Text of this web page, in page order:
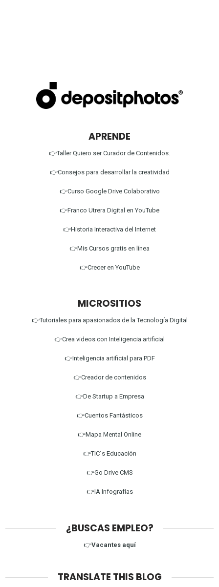
APRENDE
👉Taller Quiero ser Curador de Contenidos.
👉Consejos para desarrollar la creatividad
👉Curso Google Drive Colaborativo
👉Franco Utrera Digital en YouTube
👉Historia Interactiva del Internet
👉Mis Cursos gratis en línea
👉Crecer en YouTube
MICROSITIOS
👉Tutoriales para apasionados de la Tecnología Digital
👉Crea videos con Inteligencia artificial
👉Inteligencia artificial para PDF
👉Creador de contenidos
👉De Startup a Empresa
👉Cuentos Fantásticos
👉Mapa Mental Online
👉TIC´s Educación
👉Go Drive CMS
👉IA Infografías
¿BUSCAS EMPLEO?
👉Vacantes aquí
TRANSLATE THIS BLOG